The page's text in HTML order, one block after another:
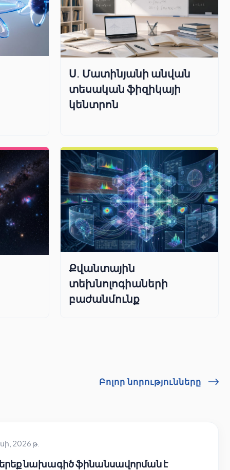
Ս. Մատինյանի անվան
տեսական ֆիզիկայի
կենտրոն
Քվանտային
տեխնոլոգիաների
բաժանմունք
Բոլոր նորությունները
2026 թ.
նախագիծ ֆինանսավորման է